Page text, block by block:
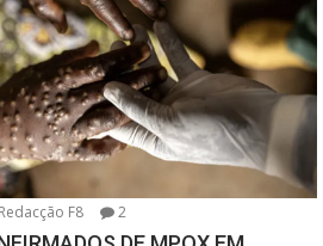
Redacção F8 2